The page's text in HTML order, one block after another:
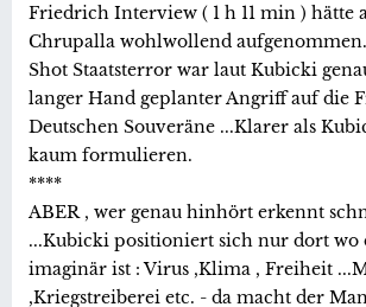
Friedrich Interview ( 1 h 11 min ) hätte
Chrupalla wohlwollend
Shot Staatsterror war laut Kubicki
langer Hand geplanter Angriff auf die
Deutschen Souveräne ...Klarer als
kaum formulieren.
****
ABER , wer genau hinhört erkennt
...Kubicki positioniert sich nur dort wo
imaginär ist : Virus ,Klima , Freiheit
,Kriegstreiberei etc. - da macht der